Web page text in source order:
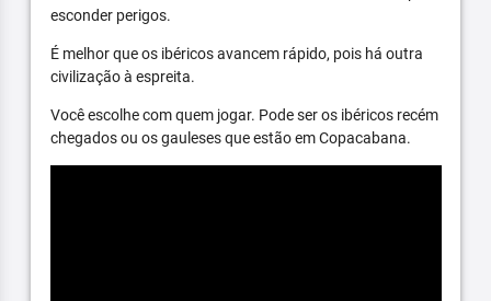
esconder perigos.
É melhor que os ibéricos avancem rápido, pois há outra
civilização à espreita.
Você escolhe com quem jogar. Pode ser os ibéricos recém
chegados ou os gauleses que estão em Copacabana.